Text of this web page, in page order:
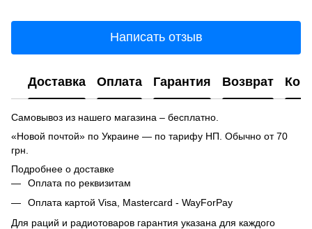
Написать отзыв
Доставка Оплата Гарантия Возврат
Самовывоз из нашего магазина – бесплатно.
«Новой почтой» по Украине — по тарифу НП. Обычно от 70
грн.
Подробнее о доставке
Оплата по реквизитам
Оплата картой Visa, Mastercard - WayForPay
Для раций и радиотоваров гарантия указана для каждого